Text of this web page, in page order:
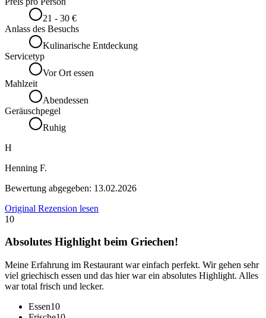
21 - 30 €
Anlass des Besuchs
Kulinarische Entdeckung
Servicetyp
Vor Ort essen
Mahlzeit
Abendessen
Geräuschpegel
Ruhig
H
Henning F.
Bewertung abgegeben: 13.02.2026
Original Rezension lesen
10
Absolutes Highlight beim Griechen!
Meine Erfahrung im Restaurant war einfach perfekt. Wir gehen sehr
viel griechisch essen und das hier war ein absolutes Highlight. Alles
war total frisch und lecker.
Essen10